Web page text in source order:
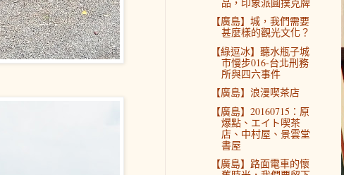
【廣島】城，我們需要
甚麼樣的觀光文化？
【綠逗冰】聽水瓶子城
市慢步016-台北刑務
所與四六事件
【廣島】浪漫喫茶店
【廣島】20160715：原
爆點、エイト喫茶
店、中村屋、景雲堂
書屋
【廣島】路面電車的懷